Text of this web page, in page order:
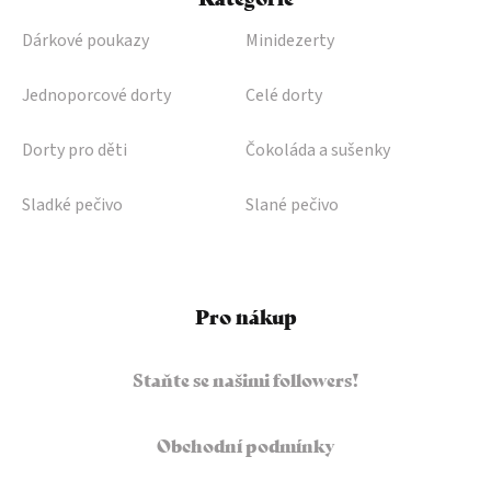
Dárkové poukazy Minidezerty
Jednoporcové dorty Celé dorty
Dorty pro děti Čokoláda a sušenky
Sladké pečivo Slané pečivo
Pro nákup
Staňte se našimi followers!
Obchodní podmínky